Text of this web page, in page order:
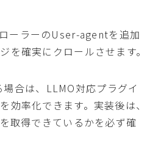
ーラーのUser-agentを追加
を確実にクロールさせます。
合は、LLMO対応プラグイ
効率化できます。実装後は、
取得できているかを必ず確